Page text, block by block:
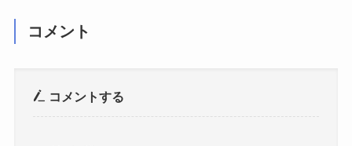
コメント
コメントする